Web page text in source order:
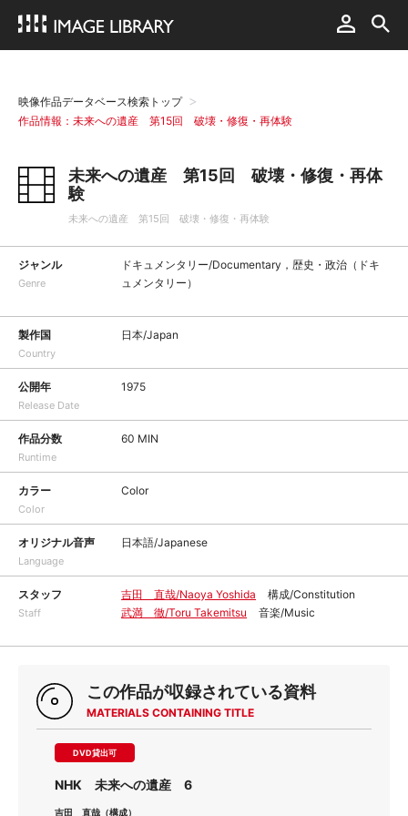
映像作品データベース検索トップ
作品情報：未来への遺産 第15回 破壊・修復・再体験
未来への遺産 第15回 破壊・修復・再体
験
未来への遺産 第15回 破壊・修復・再体験
ジャンル
Genre
ドキュメンタリー/Documentary，歴史・政治（ドキ
ュメンタリー）
製作国
Country
日本/Japan
公開年
Release Date
1975
作品分数
Runtime
60 MIN
カラー
Color
Color
オリジナル音声
Language
日本語/Japanese
スタッフ
Staff
吉田 直哉/Naoya Yoshida
構成/Constitution
武満 徹/Toru Takemitsu
音楽/Music
この作品が収録されている資料
MATERIALS CONTAINING TITLE
DVD貸出可
NHK 未来への遺産 6
吉田 直哉（構成）